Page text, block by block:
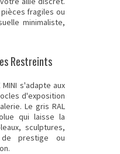
fragiles ou
minimaliste,
Restreints
s'adapte aux
d'exposition
Le gris RAL
qui laisse la
sculptures,
prestige ou